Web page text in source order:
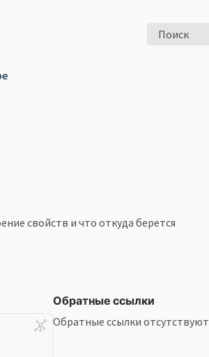
Поиск
свойств и что откуда берется
Обратные ссылки
Обратные ссылки отсутствуют